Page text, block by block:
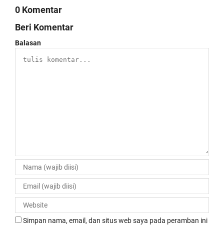
0 Komentar
Beri Komentar
Balasan
Simpan nama, email, dan situs web saya pada peramban ini